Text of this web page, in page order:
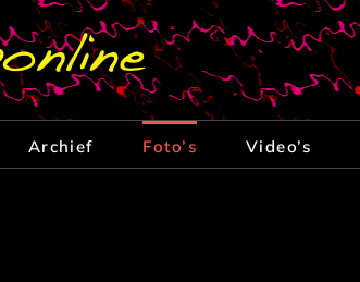
Archief Foto’s Video’s